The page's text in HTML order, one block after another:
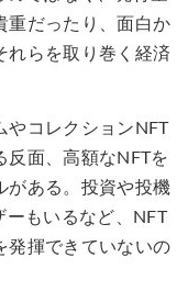
重だったり、面白か
れらを取り巻く経済
やコレクションNFT
反面、高額なNFTを
がある。投資や投機
ーもいるなど、NFT
発揮できていないの